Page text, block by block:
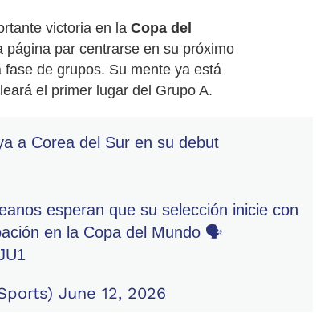
victoria en la Copa del
página par centrarse en su próximo
de grupos. Su mente ya está
el primer lugar del Grupo A.
a Corea del Sur en su debut
esperan que su selección inicie con
en la Copa del Mundo 🗣️
June 12, 2026